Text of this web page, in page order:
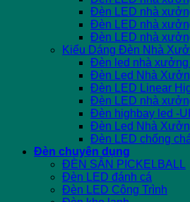
Đèn LED nhà
Đèn LED nhà
Đèn LED nhà
Kiểu Dáng Đèn Nhà
Đèn led nhà xưởng
Đèn Led Nhà
Đèn LED Linear
Đèn LED nhà
Đèn highbay led -
Đèn Led Nhà
Đèn LED chống
Đèn chuyên dụng
ĐÈN SÂN PICKELBALL
Đèn LED đánh cá
Đèn LED Công Trình